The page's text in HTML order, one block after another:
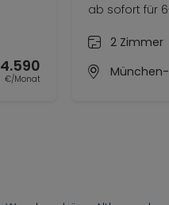
4.590
€/Monat
ab sofort für
2 Zimmer